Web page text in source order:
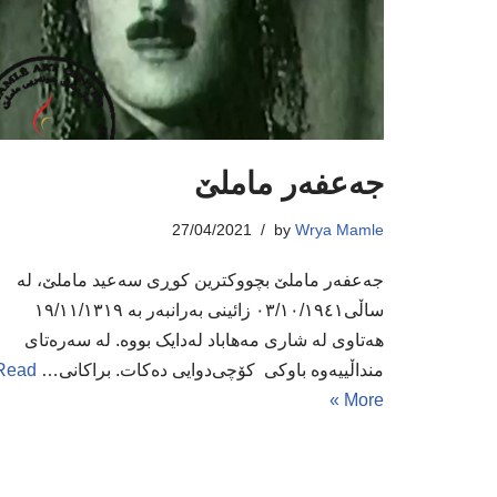
جەعفەر ماملێ
by Wrya Mamle
27/04/2021
جەعفەر ماملێ بچووکترین کوڕی سەعید ماملێ، لە
ساڵی٠۳/۱٠/١٩٤١ زائینی بەرانبەر بە ۱۹/۱۱/۱۳۱۹
هەتاوی لە شاری مەهاباد لەدایک بووە. لە سەرەتای
منداڵییەوە باوکی کۆچی‌دوایی دەکات. براکانی…
More »